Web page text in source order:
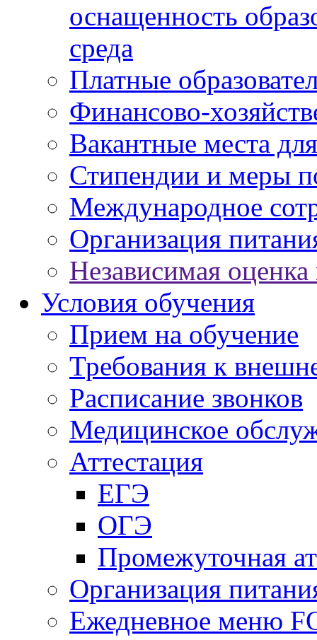
оснащенность
среда
Платные
Финансово-
Вакантные места
Стипендии и меры
Международное
Организация
Независимая оценка
Условия обучения
Прием на обучение
Требования к
Расписание звонков
Медицинское
Аттестация
ЕГЭ
ОГЭ
Промежуточная
Организация
Ежедневное меню